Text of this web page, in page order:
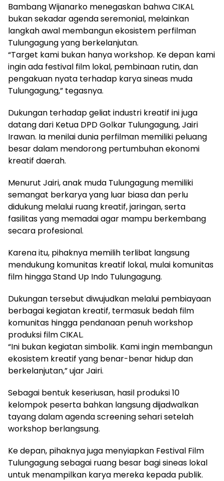
Bambang Wijanarko menegaskan bahwa CIKAL
bukan sekadar agenda seremonial, melainkan
langkah awal membangun ekosistem perfilman
Tulungagung yang berkelanjutan.
“Target kami bukan hanya workshop. Ke depan kami
ingin ada festival film lokal, pembinaan rutin, dan
pengakuan nyata terhadap karya sineas muda
Tulungagung,” tegasnya.
Dukungan terhadap geliat industri kreatif ini juga
datang dari Ketua DPD Golkar Tulungagung, Jairi
Irawan. Ia menilai dunia perfilman memiliki peluang
besar dalam mendorong pertumbuhan ekonomi
kreatif daerah.
Menurut Jairi, anak muda Tulungagung memiliki
semangat berkarya yang luar biasa dan perlu
didukung melalui ruang kreatif, jaringan, serta
fasilitas yang memadai agar mampu berkembang
secara profesional.
Karena itu, pihaknya memilih terlibat langsung
mendukung komunitas kreatif lokal, mulai komunitas
film hingga Stand Up Indo Tulungagung.
Dukungan tersebut diwujudkan melalui pembiayaan
berbagai kegiatan kreatif, termasuk bedah film
komunitas hingga pendanaan penuh workshop
produksi film CIKAL.
“Ini bukan kegiatan simbolik. Kami ingin membangun
ekosistem kreatif yang benar-benar hidup dan
berkelanjutan,” ujar Jairi.
Sebagai bentuk keseriusan, hasil produksi 10
kelompok peserta bahkan langsung dijadwalkan
tayang dalam agenda screening sehari setelah
workshop berlangsung.
Ke depan, pihaknya juga menyiapkan Festival Film
Tulungagung sebagai ruang besar bagi sineas lokal
untuk menampilkan karya mereka kepada publik.